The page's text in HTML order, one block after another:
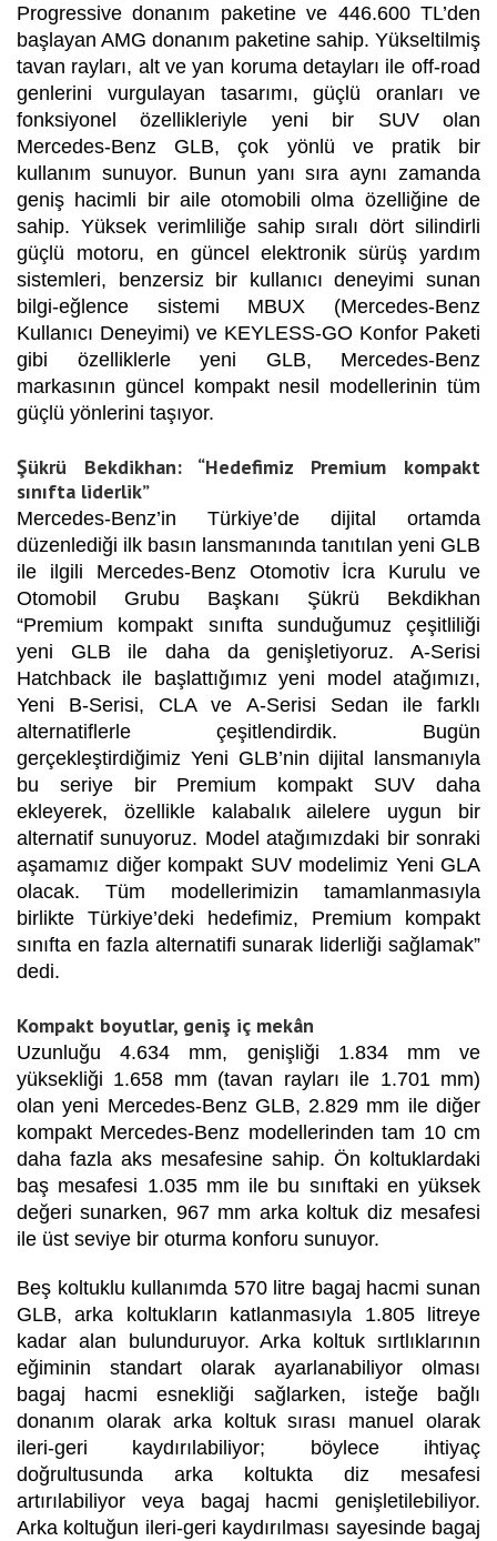
Progressive donanım paketine ve 446.600 TL’den
başlayan AMG donanım paketine sahip. Yükseltilmiş
tavan rayları, alt ve yan koruma detayları ile off-road
genlerini vurgulayan tasarımı, güçlü oranları ve
fonksiyonel özellikleriyle yeni bir SUV olan
Mercedes-Benz GLB, çok yönlü ve pratik bir
kullanım sunuyor. Bunun yanı sıra aynı zamanda
geniş hacimli bir aile otomobili olma özelliğine de
sahip. Yüksek verimliliğe sahip sıralı dört silindirli
güçlü motoru, en güncel elektronik sürüş yardım
sistemleri, benzersiz bir kullanıcı deneyimi sunan
bilgi-eğlence sistemi MBUX (Mercedes-Benz
Kullanıcı Deneyimi) ve KEYLESS-GO Konfor Paketi
gibi özelliklerle yeni GLB, Mercedes-Benz
markasının güncel kompakt nesil modellerinin tüm
güçlü yönlerini taşıyor.
Şükrü Bekdikhan: “Hedefimiz Premium kompakt
sınıfta liderlik”
Mercedes-Benz’in Türkiye’de dijital ortamda
düzenlediği ilk basın lansmanında tanıtılan yeni GLB
ile ilgili Mercedes-Benz Otomotiv İcra Kurulu ve
Otomobil Grubu Başkanı Şükrü Bekdikhan
“Premium kompakt sınıfta sunduğumuz çeşitliliği
yeni GLB ile daha da genişletiyoruz. A-Serisi
Hatchback ile başlattığımız yeni model atağımızı,
Yeni B-Serisi, CLA ve A-Serisi Sedan ile farklı
alternatiflerle çeşitlendirdik. Bugün
gerçekleştirdiğimiz Yeni GLB’nin dijital lansmanıyla
bu seriye bir Premium kompakt SUV daha
ekleyerek, özellikle kalabalık ailelere uygun bir
alternatif sunuyoruz. Model atağımızdaki bir sonraki
aşamamız diğer kompakt SUV modelimiz Yeni GLA
olacak. Tüm modellerimizin tamamlanmasıyla
birlikte Türkiye’deki hedefimiz, Premium kompakt
sınıfta en fazla alternatifi sunarak liderliği sağlamak”
dedi.
Kompakt boyutlar, geniş iç mekân
Uzunluğu 4.634 mm, genişliği 1.834 mm ve
yüksekliği 1.658 mm (tavan rayları ile 1.701 mm)
olan yeni Mercedes-Benz GLB, 2.829 mm ile diğer
kompakt Mercedes-Benz modellerinden tam 10 cm
daha fazla aks mesafesine sahip. Ön koltuklardaki
baş mesafesi 1.035 mm ile bu sınıftaki en yüksek
değeri sunarken, 967 mm arka koltuk diz mesafesi
ile üst seviye bir oturma konforu sunuyor.
Beş koltuklu kullanımda 570 litre bagaj hacmi sunan
GLB, arka koltukların katlanmasıyla 1.805 litreye
kadar alan bulunduruyor. Arka koltuk sırtlıklarının
eğiminin standart olarak ayarlanabiliyor olması
bagaj hacmi esnekliği sağlarken, isteğe bağlı
donanım olarak arka koltuk sırası manuel olarak
ileri-geri kaydırılabiliyor; böylece ihtiyaç
doğrultusunda arka koltukta diz mesafesi
artırılabiliyor veya bagaj hacmi genişletilebiliyor.
Arka koltuğun ileri-geri kaydırılması sayesinde bagaj